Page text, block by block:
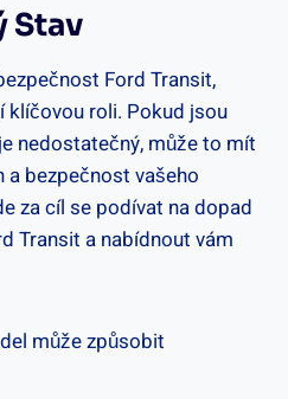
Stav
‌Ford‍ Transit,
klíčovou roli. Pokud jsou
nedostatečný, může to mít
a bezpečnost vašeho
za cíl⁢ se podívat na dopad
Transit a nabídnout vám
může způsobit